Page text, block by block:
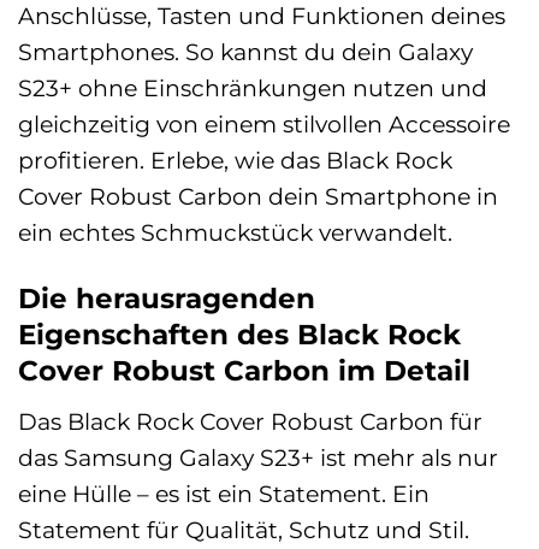
Anschlüsse, Tasten und Funktionen deines
Smartphones. So kannst du dein Galaxy
S23+ ohne Einschränkungen nutzen und
gleichzeitig von einem stilvollen Accessoire
profitieren. Erlebe, wie das Black Rock
Cover Robust Carbon dein Smartphone in
ein echtes Schmuckstück verwandelt.
Die herausragenden
Eigenschaften des Black Rock
Cover Robust Carbon im Detail
Das Black Rock Cover Robust Carbon für
das Samsung Galaxy S23+ ist mehr als nur
eine Hülle – es ist ein Statement. Ein
Statement für Qualität, Schutz und Stil.